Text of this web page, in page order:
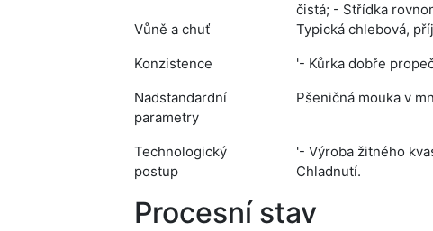
čistá; - Střídka
Vůně a chuť
Typická chlebová,
Konzistence
'- Kůrka dobře
Nadstandardní
parametry
Pšeničná mouka v
Technologický
postup
'- Výroba žitného
Chladnutí.
Procesní stav